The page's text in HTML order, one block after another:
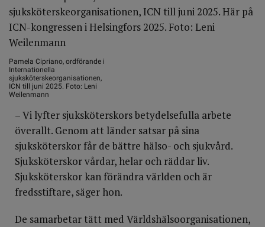
Pamela Cipriano, ordförande i
Internationella
sjuksköterskeorganisationen,
ICN till juni 2025. Foto: Leni
Weilenmann
– Vi lyfter sjuksköterskors betydelsefulla arbete
överallt. Genom att länder satsar på sina
sjuksköterskor får de bättre hälso- och sjukvård.
Sjuksköterskor vårdar, helar och räddar liv.
Sjuksköterskor kan förändra världen och är
fredsstiftare, säger hon.
De samarbetar tätt med Världshälsoorganisationen,